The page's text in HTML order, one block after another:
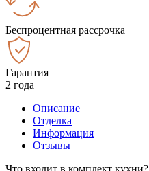
Беспроцентная рассрочка
Гарантия
2 года
Описание
Отделка
Информация
Отзывы
Что входит в комплект кухни?